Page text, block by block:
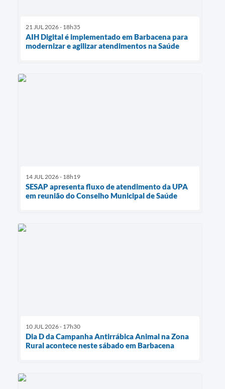
21 JUL 2026 - 18h35
AIH Digital é implementado em Barbacena para
modernizar e agilizar atendimentos na Saúde
14 JUL 2026 - 18h19
SESAP apresenta fluxo de atendimento da UPA
em reunião do Conselho Municipal de Saúde
10 JUL 2026 - 17h30
Dia D da Campanha Antirrábica Animal na Zona
Rural acontece neste sábado em Barbacena